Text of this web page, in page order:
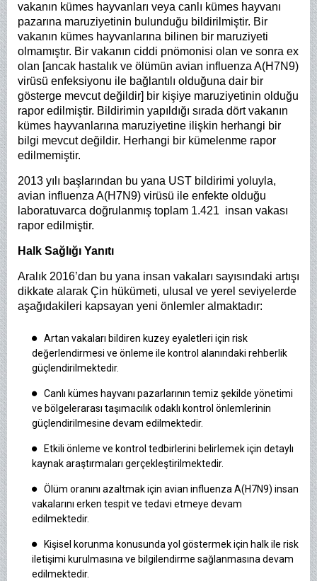
vakanın kümes hayvanları veya canlı kümes hayvanı
pazarına maruziyetinin bulunduğu bildirilmiştir. Bir
vakanın kümes hayvanlarına bilinen bir maruziyeti
olmamıştır. Bir vakanın ciddi pnömonisi olan ve sonra ex
olan [ancak hastalık ve ölümün avian influenza A(H7N9)
virüsü enfeksiyonu ile bağlantılı olduğuna dair bir
gösterge mevcut değildir] bir kişiye maruziyetinin olduğu
rapor edilmiştir. Bildirimin yapıldığı sırada dört vakanın
kümes hayvanlarına maruziyetine ilişkin herhangi bir
bilgi mevcut değildir. Herhangi bir kümelenme rapor
edilmemiştir.
2013 yılı başlarından bu yana UST bildirimi yoluyla,
avian influenza A(H7N9) virüsü ile enfekte olduğu
laboratuvarca doğrulanmış toplam 1.421 insan vakası
rapor edilmiştir.
Halk Sağlığı Yanıtı
Aralık 2016’dan bu yana insan vakaları sayısındaki artışı
dikkate alarak Çin hükümeti, ulusal ve yerel seviyelerde
aşağıdakileri kapsayan yeni önlemler almaktadır:
Artan vakaları bildiren kuzey eyaletleri için risk
değerlendirmesi ve önleme ile kontrol alanındaki rehberlik
güçlendirilmektedir.
Canlı kümes hayvanı pazarlarının temiz şekilde yönetimi
ve bölgelerarası taşımacılık odaklı kontrol önlemlerinin
güçlendirilmesine devam edilmektedir.
Etkili önleme ve kontrol tedbirlerini belirlemek için detaylı
kaynak araştırmaları gerçekleştirilmektedir.
Ölüm oranını azaltmak için avian influenza A(H7N9) insan
vakalarını erken tespit ve tedavi etmeye devam
edilmektedir.
Kişisel korunma konusunda yol göstermek için halk ile risk
iletişimi kurulmasına ve bilgilendirme sağlanmasına devam
edilmektedir.